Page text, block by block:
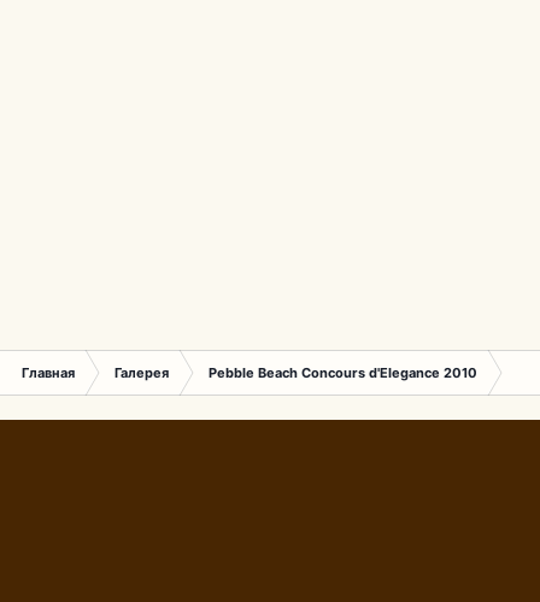
Главная Галерея Pebble Beach Concours d'Elegance 2010